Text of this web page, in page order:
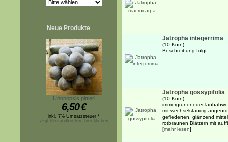
Neue Produkte
Unonopsis pittieri
6,50€
inkl. 7% Umsatzsteuer *
zzgl.Versandkosten, hier klicken
Jatropha integerrima
(10 Korn)
Beschreibung folgt...
Jatropha gossypifolia
(10 Korn)
immergrüner oder
mit wechselständig
gefiederten, glänzend
rotbraunen Blättern mit
[mehr lesen]